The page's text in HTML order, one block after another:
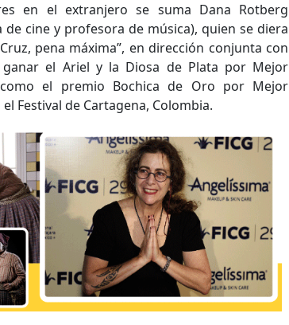
en el extranjero se suma Dana Rotberg
cine y profesora de música), quien se diera
pena máxima”, en dirección conjunta con
el Ariel y la Diosa de Plata por Mejor
el premio Bochica de Oro por Mejor
Festival de Cartagena, Colombia.